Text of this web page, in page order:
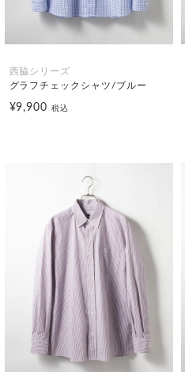
西脇シリーズ
グラフチェックシャツ/ブルー
¥9,900税込